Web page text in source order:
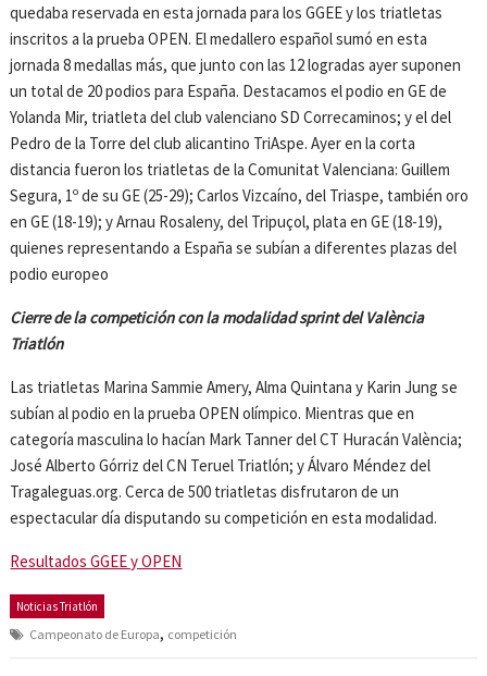
quedaba reservada en esta jornada para los GGEE y los triatletas
inscritos a la prueba OPEN. El medallero español sumó en esta
jornada 8 medallas más, que junto con las 12 logradas ayer suponen
un total de 20 podios para España. Destacamos el podio en GE de
Yolanda Mir, triatleta del club valenciano SD Correcaminos; y el del
Pedro de la Torre del club alicantino TriAspe. Ayer en la corta
distancia fueron los triatletas de la Comunitat Valenciana: Guillem
Segura, 1º de su GE (25-29); Carlos Vizcaíno, del Triaspe, también oro
en GE (18-19); y Arnau Rosaleny, del Tripuçol, plata en GE (18-19),
quienes representando a España se subían a diferentes plazas del
podio europeo
Cierre de la competición con la modalidad sprint del València
Triatlón
Las triatletas Marina Sammie Amery, Alma Quintana y Karin Jung se
subían al podio en la prueba OPEN olímpico. Mientras que en
categoría masculina lo hacían Mark Tanner del CT Huracán València;
José Alberto Górriz del CN Teruel Triatlón; y Álvaro Méndez del
Tragaleguas.org. Cerca de 500 triatletas disfrutaron de un
espectacular día disputando su competición en esta modalidad.
Resultados GGEE y OPEN
Noticias Triatlón
Campeonato de Europa, competición